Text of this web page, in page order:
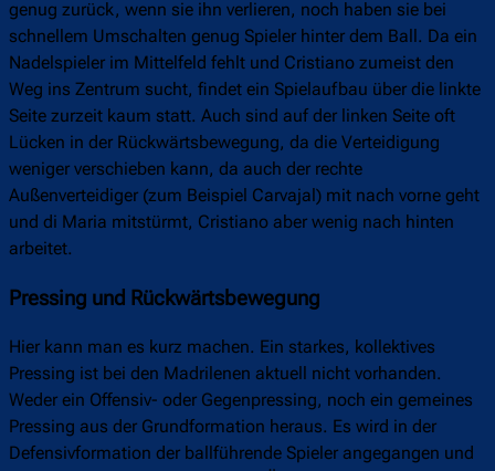
genug zurück, wenn sie ihn verlieren, noch haben sie bei
schnellem Umschalten genug Spieler hinter dem Ball. Da ein
Nadelspieler im Mittelfeld fehlt und Cristiano zumeist den
Weg ins Zentrum sucht, findet ein Spielaufbau über die linkte
Seite zurzeit kaum statt. Auch sind auf der linken Seite oft
Lücken in der Rückwärtsbewegung, da die Verteidigung
weniger verschieben kann, da auch der rechte
Außenverteidiger (zum Beispiel Carvajal) mit nach vorne geht
und di Maria mitstürmt, Cristiano aber wenig nach hinten
arbeitet.
Pressing und Rückwärtsbewegung
Hier kann man es kurz machen. Ein starkes, kollektives
Pressing ist bei den Madrilenen aktuell nicht vorhanden.
Weder ein Offensiv- oder Gegenpressing, noch ein gemeines
Pressing aus der Grundformation heraus. Es wird in der
Defensivformation der ballführende Spieler angegangen und